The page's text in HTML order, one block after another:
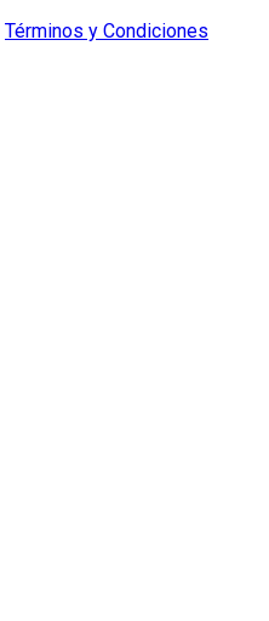
Términos y Condiciones